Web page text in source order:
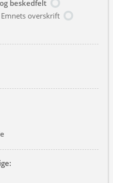
beskedfelt
Emnets overskrift